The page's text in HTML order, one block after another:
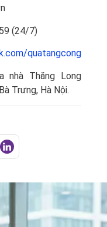
(24/7)
nhà Thăng Long
Trưng, Hà Nội.